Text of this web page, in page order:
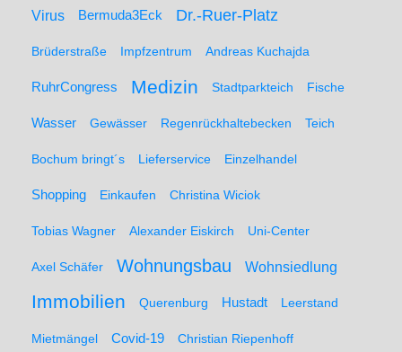
Virus Bermuda3Eck Dr.-Ruer-Platz
Brüderstraße Impfzentrum Andreas Kuchajda
RuhrCongress Medizin Stadtparkteich Fische
Wasser Gewässer Regenrückhaltebecken Teich
Bochum bringt´s Lieferservice Einzelhandel
Shopping Einkaufen Christina Wiciok
Tobias Wagner Alexander Eiskirch Uni-Center
Axel Schäfer Wohnungsbau Wohnsiedlung
Immobilien Querenburg Hustadt Leerstand
Mietmängel Covid-19 Christian Riepenhoff